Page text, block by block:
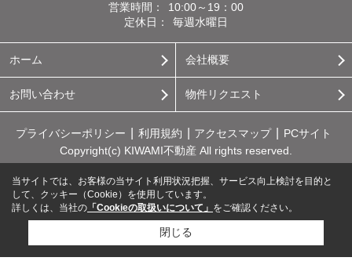
営業時間：
10:00～19：00
定休日：
毎週水曜日
ホーム 会社概要
お問い合わせ 物件リクエスト
プライバシーポリシー 利用規約 アクセスマップ
PCサイト
Copyright(c) KIWAMI不動産 All rights reserved.
当サイトでは、お客様の当サイト利用状況把握、サービス向上検討を目的と
して、クッキー（Cookie）を使用しています。
詳しくは、当社の 「Cookieの取扱いについて」 をご確認ください。
閉じる